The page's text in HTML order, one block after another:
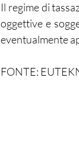
Il regime di
oggettive e
eventualmente
FONTE: